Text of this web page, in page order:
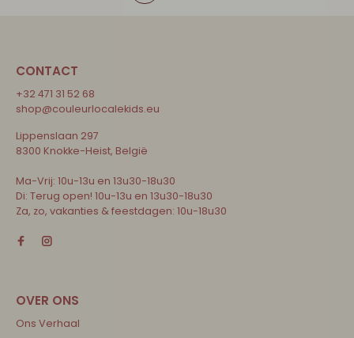
CONTACT
+32 471 31 52 68
shop@couleurlocalekids.eu
Lippenslaan 297
8300 Knokke-Heist, België
Ma-Vrij: 10u-13u en 13u30-18u30
Di: Terug open! 10u-13u en 13u30-18u30
Za, zo, vakanties & feestdagen: 10u-18u30
Ons Verhaal